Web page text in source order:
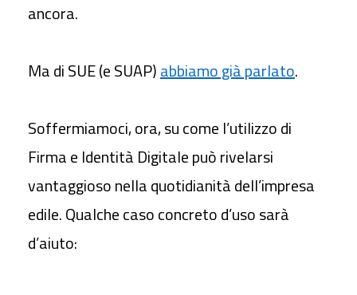
ancora.
Ma di SUE (e SUAP)abbiamo già parlato.
Soffermiamoci, ora, su come l’utilizzo di
Firma e Identità Digitale può rivelarsi
vantaggioso nella quotidianità dell’impresa
edile. Qualche caso concreto d’uso sarà
d’aiuto: